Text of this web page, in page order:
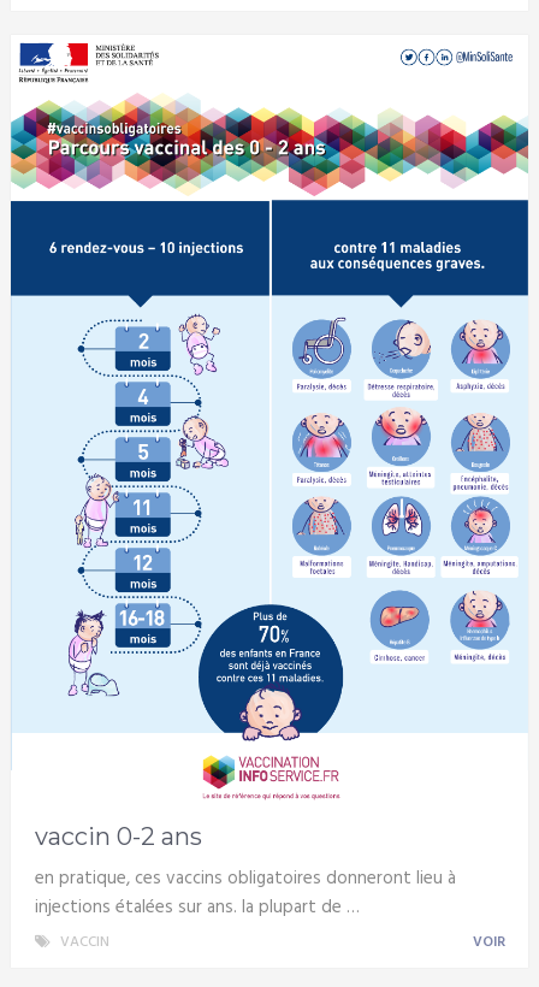
vaccin 0-2 ans
en pratique, ces vaccins obligatoires donneront lieu à
injections étalées sur ans. la plupart de …
VACCIN VOIR